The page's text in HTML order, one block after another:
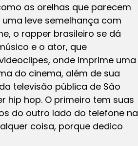
as orelhas que parecem
leve semelhança com
, o rapper brasileiro se dá
e o ator, que
onde imprime uma
do cinema, além de sua
televisão pública de São
hip hop. O primeiro tem suas
do outro lado do telefone na
coisa, porque dedico